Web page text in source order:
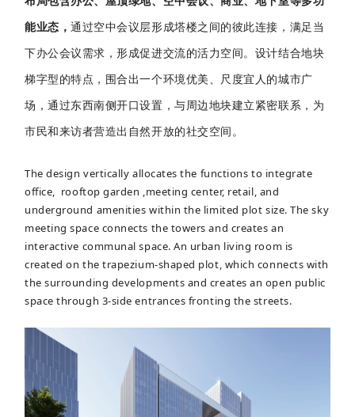
能业态，通过空中会议层形成塔楼之间的彼此连接，满足当
下办公会议需求，形成促进交流的活力空间。设计结合地块
梯字型的特点，围合出一个环境优美、尺度宜人的城市广
场，通过东西南侧开口设置，与周边地块建立紧密联系，为
市民和来访者营造出自然开放的社交空间。
The design vertically allocates the functions to integrate
office, rooftop garden ,meeting center, retail, and
underground amenities within the limited plot size. The sky
meeting space connects the towers and creates an
interactive communal space. An urban living room is
created on the trapezium-shaped plot, which connects with
the surrounding developments and creates an open public
space through 3-side entrances fronting the streets.